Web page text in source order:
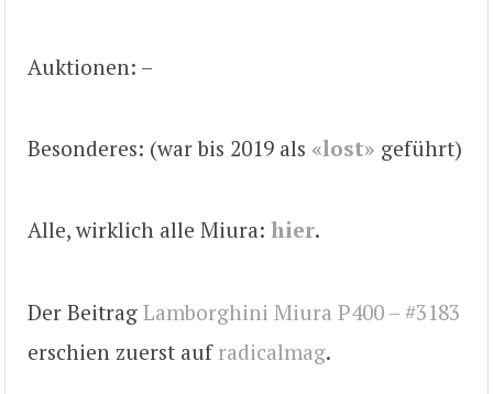
Auktionen: –
Besonderes: (war bis 2019 als «lost» geführt)
Alle, wirklich alle Miura: hier.
Der Beitrag Lamborghini Miura P400 – #3183
erschien zuerst auf radicalmag.